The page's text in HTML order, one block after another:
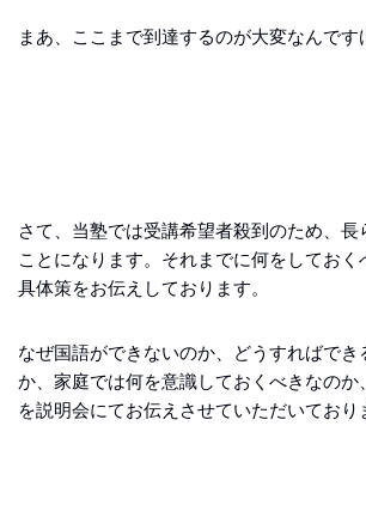
まあ、ここまで到達するのが大変なんです
さて、当塾では受講希望者殺到のため、長
ことになります。それまでに何をしておく
具体策をお伝えしております。
なぜ国語ができないのか、どうすればでき
か、家庭では何を意識しておくべきなのか
を説明会にてお伝えさせていただいており